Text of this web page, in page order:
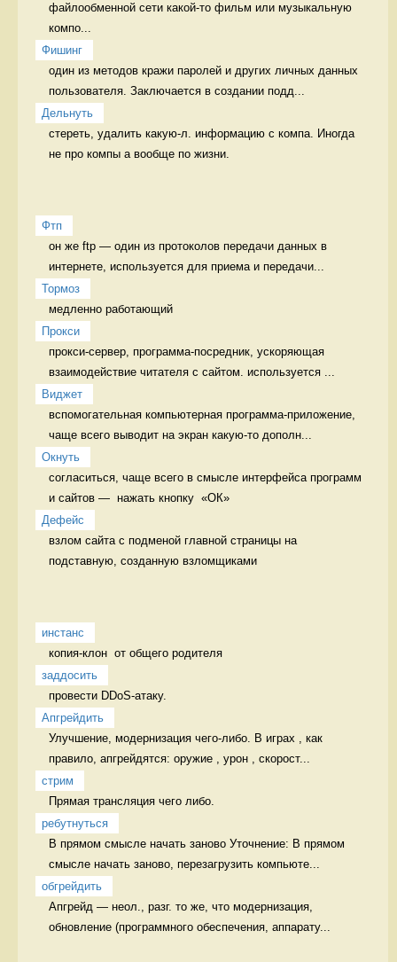
файлообменной сети какой-то фильм или музыкальную
компо...
Фишинг
один из методов кражи паролей и других личных данных
пользователя. Заключается в создании подд...
Дельнуть
стереть, удалить какую-л. информацию с компа. Иногда
не про компы а вообще по жизни.
Фтп
он же ftp — один из протоколов передачи данных в
интернете, используется для приема и передачи...
Тормоз
медленно работающий
Прокси
прокси-сервер, программа-посредник, ускоряющая
взаимодействие читателя с сайтом. используется ...
Виджет
вспомогательная компьютерная программа-приложение,
чаще всего выводит на экран какую-то дополн...
Окнуть
согласиться, чаще всего в смысле интерфейса программ
и сайтов —  нажать кнопку  «ОК»
Дефейс
взлом сайта с подменой главной страницы на
подставную, созданную взломщиками
инстанс
копия-клон  от общего родителя
заддосить
провести DDoS-атаку.
Апгрейдить
Улучшение, модернизация чего-либо. В играх , как
правило, апгрейдятся: оружие , урон , скорост...
стрим
Прямая трансляция чего либо.
ребутнуться
В прямом смысле начать заново Уточнение: В прямом
смысле начать заново, перезагрузить компьюте...
обгрейдить
Апгрейд — неол., разг. то же, что модернизация,
обновление (программного обеспечения, аппарату...